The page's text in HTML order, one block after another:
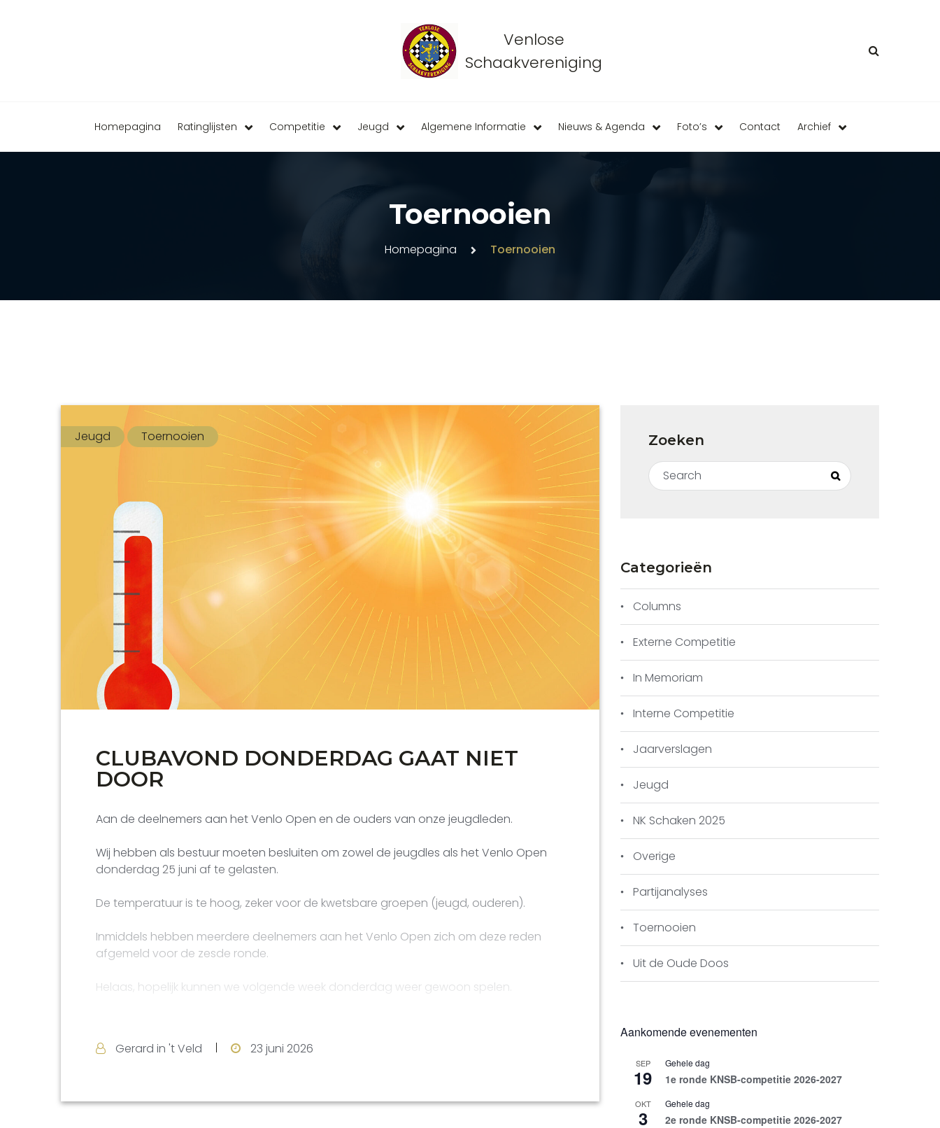
Venlose
Schaakvereniging
Homepagina Ratinglijsten Competitie Jeugd Algemene Informatie Nieuws & Agenda Foto’s Contact Archief
Toernooien
Homepagina Toernooien
Jeugd Toernooien
CLUBAVOND DONDERDAG GAAT NIET
DOOR
Aan de deelnemers aan het Venlo Open en de ouders van onze jeugdleden.
Wij hebben als bestuur moeten besluiten om zowel de jeugdles als het Venlo Open
donderdag 25 juni af te gelasten.
De temperatuur is te hoog, zeker voor de kwetsbare groepen (jeugd, ouderen).
Inmiddels hebben meerdere deelnemers aan het Venlo Open zich om deze reden
afgemeld voor de zesde ronde.
Helaas, hopelijk kunnen we volgende week donderdag weer gewoon spelen.
Gerard in 't Veld 23 juni 2026
Zoeken
Search for:
Search
Categorieën
Columns
Externe Competitie
In Memoriam
Interne Competitie
Jaarverslagen
Jeugd
NK Schaken 2025
Overige
Partijanalyses
Toernooien
Uit de Oude Doos
Aankomende evenementen
SEP
19
Gehele dag
1e ronde KNSB-competitie 2026-2027
OKT
3
Gehele dag
2e ronde KNSB-competitie 2026-2027